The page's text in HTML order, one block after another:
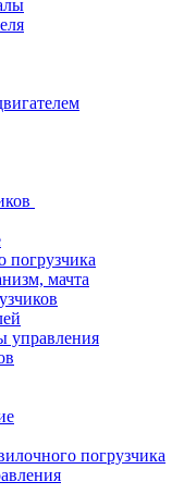
погрузчика
мачта
управления
погрузчика